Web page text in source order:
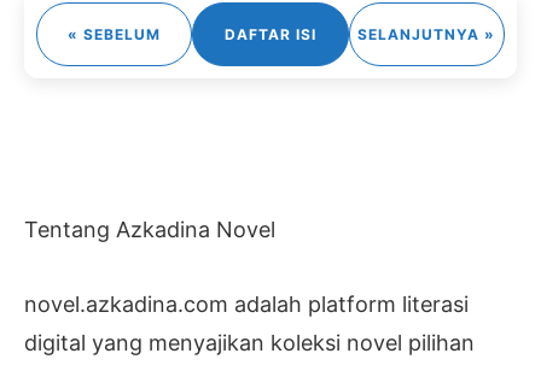
« SEBELUM DAFTAR ISI SELANJUTNYA »
Tentang Azkadina Novel
novel.azkadina.com adalah platform literasi
digital yang menyajikan koleksi novel pilihan